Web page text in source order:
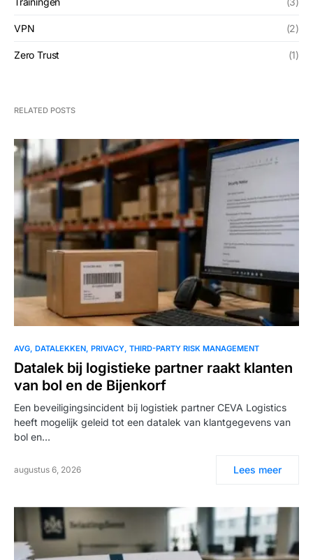
VPN (2)
Zero Trust (1)
RELATED POSTS
AVG DATALEKKEN PRIVACY THIRD-PARTY RISK MANAGEMENT
Datalek bij logistieke partner raakt klanten
van bol en de Bijenkorf
Een beveiligingsincident bij logistiek partner CEVA Logistics
heeft mogelijk geleid tot een datalek van klantgegevens van
bol en…
augustus 6, 2026 Lees meer